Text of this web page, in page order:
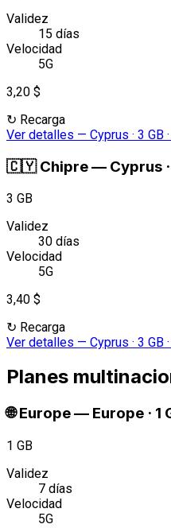
Validez
15 días
Velocidad
5G
3,20 $
↻ Recarga
Ver detalles — Cyprus · 3 GB
🇨🇾 Chipre— Cyprus
3 GB
Validez
30 días
Velocidad
5G
3,40 $
↻ Recarga
Ver detalles — Cyprus · 3 GB
Planes
🌐 Europe— Europe · 1
1 GB
Validez
7 días
Velocidad
5G